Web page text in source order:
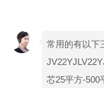
常用的有以下
芯25平方-500